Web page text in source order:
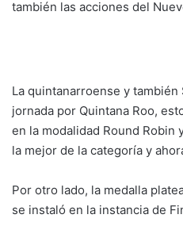
también las acciones del
La quintanarroense y también
jornada por Quintana Roo,
en la modalidad Round
la mejor de la categoría y
Por otro lado, la medalla
se instaló en la instancia de